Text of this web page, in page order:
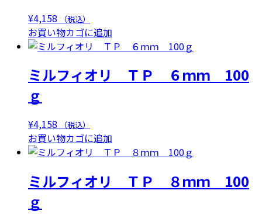
¥4,158 （税込）
お買い物カゴに追加
ミルフィオリ ＴＰ ６ｍｍ 100
ｇ
¥4,158 （税込）
お買い物カゴに追加
ミルフィオリ ＴＰ ８ｍｍ 100
ｇ